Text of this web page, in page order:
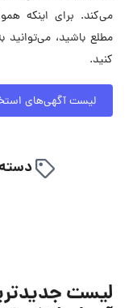
می‌کند. برای اینکه
مطلع باشید،
کنید.
لیست آگهی‌های
لیست